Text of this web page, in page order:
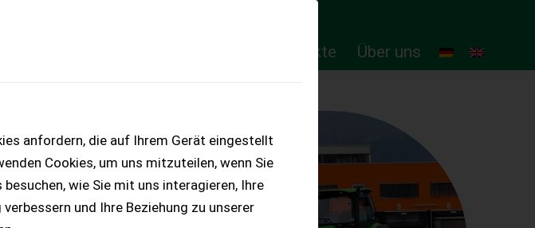
anfordern, die auf Ihrem Gerät eingestellt
Cookies, um uns mitzuteilen, wenn Sie
besuchen, wie Sie mit uns interagieren, Ihre
und Ihre Beziehung zu unserer
Online-Produkte Über uns